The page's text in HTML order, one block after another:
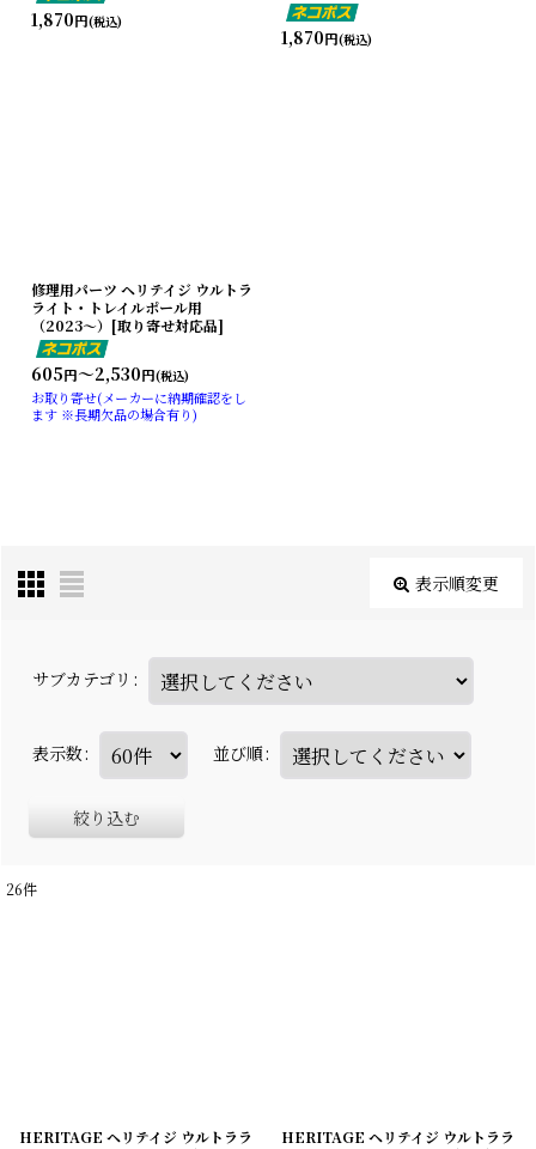
1,870円(税込)
1,870円(税込)
修理用パーツ ヘリテイジ ウルトラ
ライト・トレイルポール用
（2023〜）[取り寄せ対応品]
605円～2,530円(税込)
お取り寄せ(メーカーに納期確認をし
ます ※長期欠品の場合有り)
表示順変更
サブカテゴリ :
表示数: 並び順:
絞り込む
26件
HERITAGE ヘリテイジ ウルトララ
HERITAGE ヘリテイジ ウルトララ